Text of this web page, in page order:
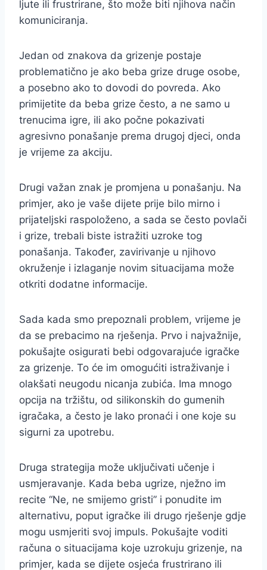
ljute ili frustrirane, što može biti njihova način
komuniciranja.
Jedan od znakova da grizenje postaje
problematično je ako beba grize druge osobe,
a posebno ako to dovodi do povreda. Ako
primijetite da beba grize često, a ne samo u
trenucima igre, ili ako počne pokazivati
agresivno ponašanje prema drugoj djeci, onda
je vrijeme za akciju.
Drugi važan znak je promjena u ponašanju. Na
primjer, ako je vaše dijete prije bilo mirno i
prijateljski raspoloženo, a sada se često povlači
i grize, trebali biste istražiti uzroke tog
ponašanja. Također, zavirivanje u njihovo
okruženje i izlaganje novim situacijama može
otkriti dodatne informacije.
Sada kada smo prepoznali problem, vrijeme je
da se prebacimo na rješenja. Prvo i najvažnije,
pokušajte osigurati bebi odgovarajuće igračke
za grizenje. To će im omogućiti istraživanje i
olakšati neugodu nicanja zubića. Ima mnogo
opcija na tržištu, od silikonskih do gumenih
igračaka, a često je lako pronaći i one koje su
sigurni za upotrebu.
Druga strategija može uključivati učenje i
usmjeravanje. Kada beba ugrize, nježno im
recite “Ne, ne smijemo gristi” i ponudite im
alternativu, poput igračke ili drugo rješenje gdje
mogu usmjeriti svoj impuls. Pokušajte voditi
računa o situacijama koje uzrokuju grizenje, na
primjer, kada se dijete osjeća frustrirano ili